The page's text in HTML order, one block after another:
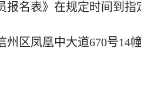
报名表》在规定时间到
州区凤凰中大道670号14